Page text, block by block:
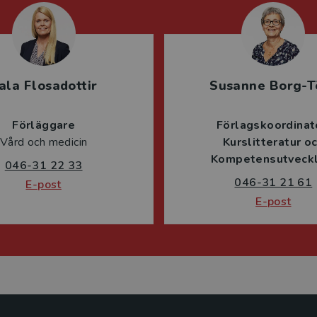
Flosadottir
Förläggare
Vård och medicin
046-31 22 33
E-post
Susanne Borg-
Kurslitteratur
046-31 21 61
E-post